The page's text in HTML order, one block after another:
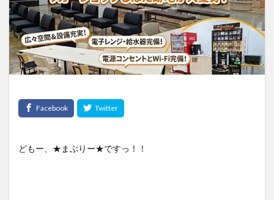
どもー、★まぶりー★ですっ！！